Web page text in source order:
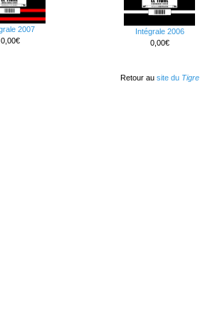
2007
0,00€
Intégrale 2006
0,00€
Retour au site du Tigre